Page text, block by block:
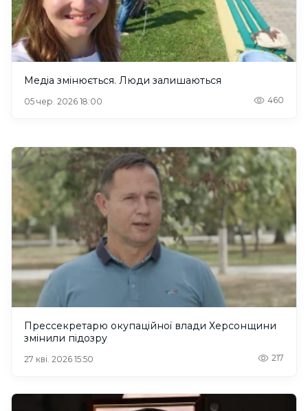
Медіа змінюється. Люди залишаються
05 чер. 2026 18:00 460
Прессекретарю окупаційної влади Херсонщини
змінили підозру
27 кві. 2026 15:50 217